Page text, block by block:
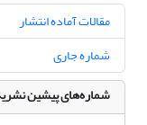
مقالات آماده انتشار
شماره جاری
شماره‌های پیشین